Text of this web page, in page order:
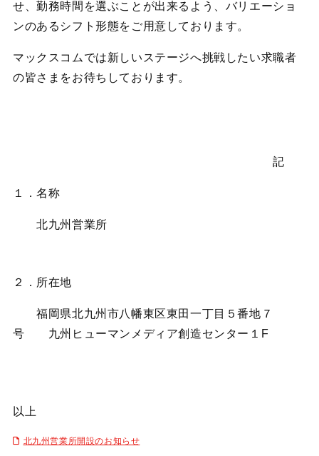
せ、勤務時間を選ぶことが出来るよう、バリエーショ
ンのあるシフト形態をご用意しております。
マックスコムでは新しいステージへ挑戦したい求職者
の皆さまをお待ちしております。
記
１．名称
北九州営業所
２．所在地
福岡県北九州市八幡東区東田一丁目５番地７
号 九州ヒューマンメディア創造センター１F
以上
北九州営業所開設のお知らせ